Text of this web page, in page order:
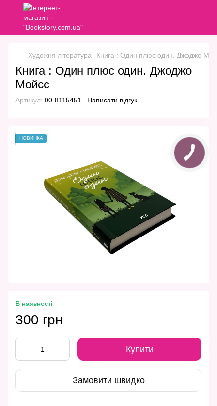
Художня література Книга : Один плюс один. Джоджо
Книга : Один плюс один. Джоджо
Мойєс
Артикул: 00-8115451 Написати відгук
НОВИНКА
В наявності
300 грн
Купити
Замовити швидко